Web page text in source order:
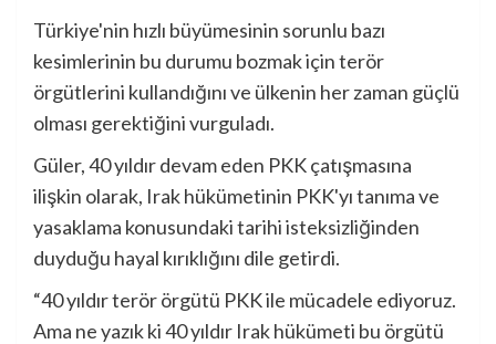
Türkiye'nin hızlı büyümesinin sorunlu bazı
kesimlerinin bu durumu bozmak için terör
örgütlerini kullandığını ve ülkenin her zaman güçlü
olması gerektiğini vurguladı.
Güler, 40 yıldır devam eden PKK çatışmasına
ilişkin olarak, Irak hükümetinin PKK'yı tanıma ve
yasaklama konusundaki tarihi isteksizliğinden
duyduğu hayal kırıklığını dile getirdi.
“40 yıldır terör örgütü PKK ile mücadele ediyoruz.
Ama ne yazık ki 40 yıldır Irak hükümeti bu örgütü